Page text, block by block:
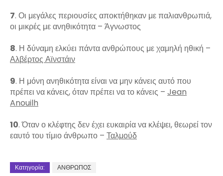
7. Οι μεγάλες περιουσίες αποκτήθηκαν με παλιανθρωπιά,
οι μικρές με ανηθικότητα – Άγνωστος
8. Η δύναμη ελκύει πάντα ανθρώπους με χαμηλή ηθική –
Αλβέρτος Αϊνστάιν
9. Η μόνη ανηθικότητα είναι να μην κάνεις αυτό που
πρέπει να κάνεις, όταν πρέπει να το κάνεις – Jean
Anouilh
10. Όταν ο κλέφτης δεν έχει ευκαιρία να κλέψει, θεωρεί τον
εαυτό του τίμιο άνθρωπο – Ταλμούδ
Κατηγορία: ΑΝΘΡΩΠΟΣ